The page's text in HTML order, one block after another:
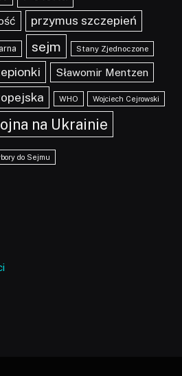
przymus szczepień
sejm Stany Zjednoczone
Sławomir Mentzen
WHO Wojciech Cejrowski
na Ukrainie
do Sejmu